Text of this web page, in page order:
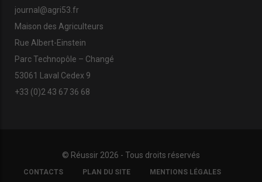
journal@agri53.fr
Maison des Agriculteurs
Rue Albert-Einstein
Parc Technopôle – Changé
53061 Laval Cedex 9
+33 (0)2 43 67 36 68
© Réussir 2026 - Tous droits réservés
FOOTER
COPYRIGHT
CONTACTS PLAN DU SITE MENTIONS LÉGALES